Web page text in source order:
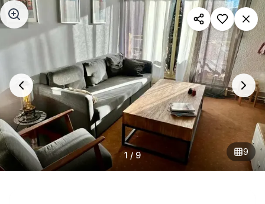
Aller au contenu principal
1 / 9 9